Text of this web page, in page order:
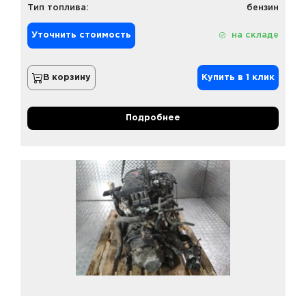
Тип топлива:
бензин
Уточнить стоимость на складе
В корзину Купить в 1 клик
Подробнее